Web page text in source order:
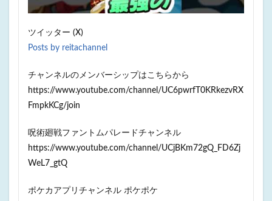
ツイッター (X)
Posts by reitachannel
チャンネルのメンバーシップはこちらから
https://www.youtube.com/channel/UC6pwrfT0KRkezvRX
FmpkKCg/join
呪術廻戦ファントムパレードチャンネル
https://www.youtube.com/channel/UCjBKm72gQ_FD6Zj
WeL7_gtQ
ポケカアプリチャンネル ポケポケ